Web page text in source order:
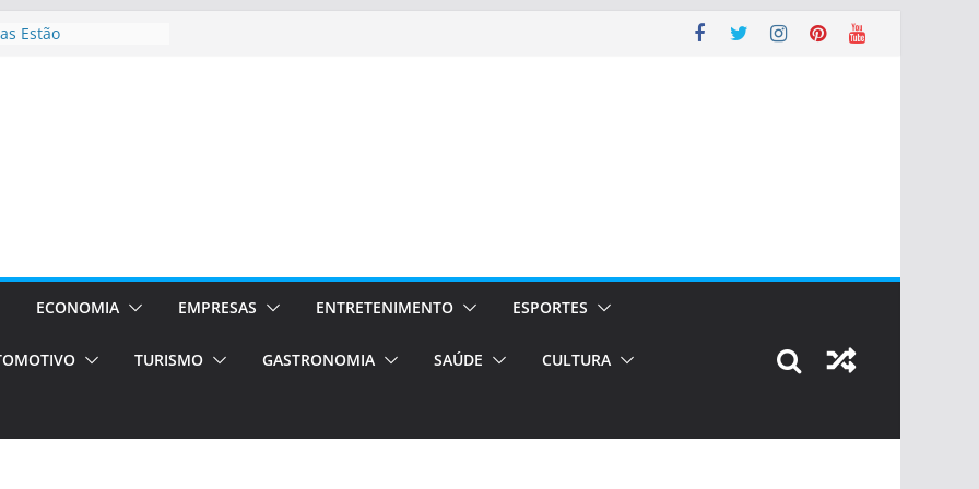
Estão
em Porto
de transfer,
de alto padrão
bolsas –
para o segundo
únicas e
de volta!
ECONOMIA EMPRESAS ENTRETENIMENTO ESPORTES
TURISMO GASTRONOMIA SAÚDE CULTURA